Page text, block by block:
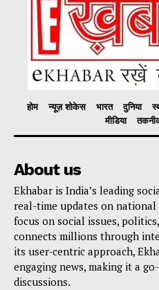
होम न्यूज़ शोकेस भारत दुनिया
मीडिया
About us
Ekhabar is India’s leading
real-time updates on national
focus on social issues,
connects millions through
its user-centric approach,
engaging news, making it a
discussions.